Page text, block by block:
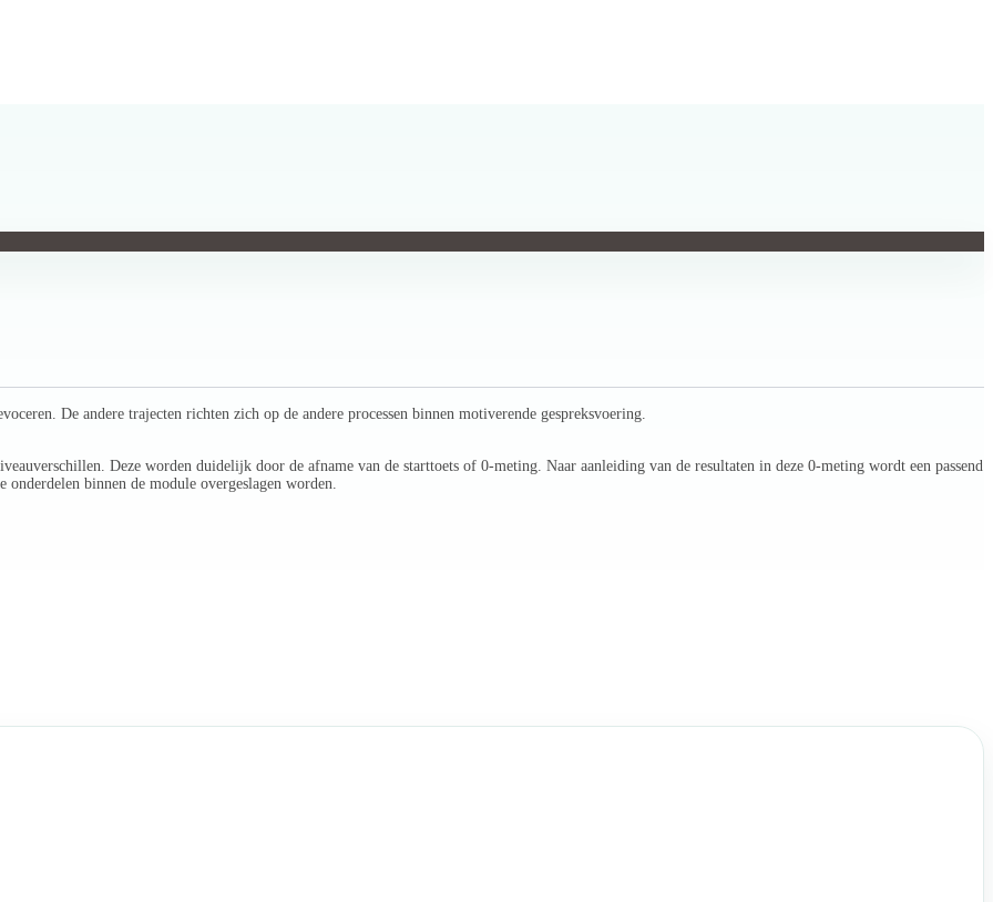
De andere trajecten richten zich op de andere processen binnen motiverende gespreksvoering.
Deze worden duidelijk door de afname van de starttoets of 0-meting. Naar aanleiding van de resultaten in deze 0-meting wordt een passend
onderdelen binnen de module overgeslagen worden.